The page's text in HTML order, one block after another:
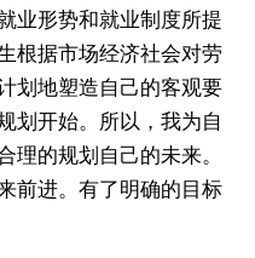
业形势和就业制度所提
根据市场经济社会对劳
划地塑造自己的客观要
划开始。所以，我为自
理的规划自己的未来。
前进。有了明确的目标